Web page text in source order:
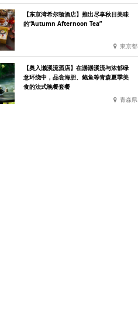
【东京湾希尔顿酒店】推出尽享秋日美味
的“Autumn Afternoon Tea”
東京都
【奥入濑溪流酒店】在潺潺溪流与浓郁绿
意环绕中，品尝海胆、鲍鱼等青森夏季美
食的法式晚餐套餐
青森県